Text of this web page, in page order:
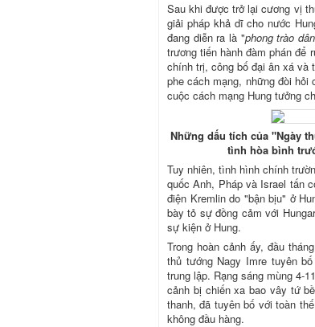
Sau khi được trở lại cương vị
giải pháp khả dĩ cho nước
đang diễn ra là "phong trào
trương tiến hành đàm phán để
chính trị, công bố đại ân xá và
phe cách mạng, những đòi
cuộc cách mạng Hung tưởng
Những dấu tích của "Ngày
tình hòa bình
Tuy nhiên, tình hình chính
quốc Anh, Pháp và Israel tấn
điện Kremlin do "bận bịu" ở
bày tỏ sự đồng cảm với
sự kiện ở Hung.
Trong hoàn cảnh ấy, đầu
thủ tướng Nagy Imre tuyên
trung lập. Rạng sáng mùng 4-
cảnh bị chiến xa bao vây tứ
thanh, đã tuyên bố với toàn
không đầu hàng.